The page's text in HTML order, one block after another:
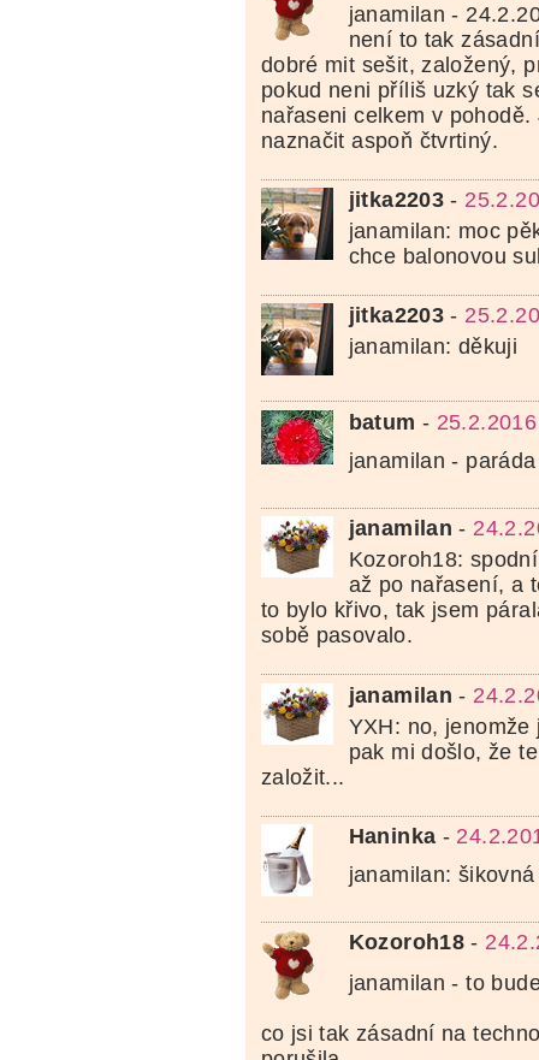
janamilan -
není to tak
dobré mit sešit, založený,
pokud neni příliš uzký tak
nařaseni celkem v
naznačit aspoň čtvrtiný.
jitka2203 -
janamilan: moc
chce balonovou
jitka2203 -
janamilan: děkuji
batum -
janamilan - paráda
janamilan -
Kozoroh18:
až po nařasení, a
to bylo křivo, tak jsem
sobě pasovalo.
janamilan -
YXH: no,
pak mi došlo, že
založit...
Haninka -
janamilan:
Kozoroh18 -
janamilan - to
co jsi tak zásadní na